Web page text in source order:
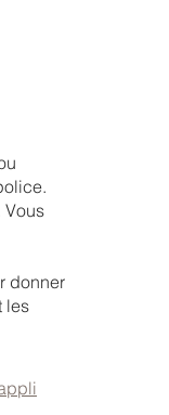
Vous
donner
les